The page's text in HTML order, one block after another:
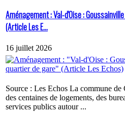
Aménagement : Val-d'Oise :
(Article Les E...
16 juillet 2026
Source : Les Echos La commune
des centaines de logements, des
services publics autour ...